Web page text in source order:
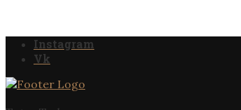
Instagram
Vk